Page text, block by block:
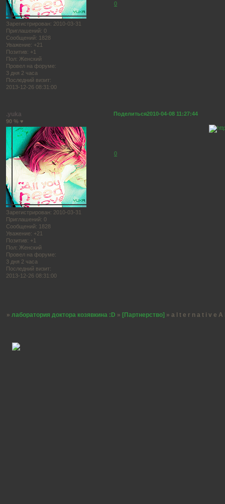
Зарегистрирован: 2010-03-31
Приглашений: 0
Сообщений: 1828
Уважение: +21
Позитив: +1
Пол: Женский
Провел на форуме:
3 дня 2 часа
Последний визит:
2013-12-26 08:31:00
0
Поделиться2010-04-08 11:27:44
.yuka
90 % ♥
Зарегистрирован: 2010-03-31
Приглашений: 0
Сообщений: 1828
Уважение: +21
Позитив: +1
Пол: Женский
Провел на форуме:
3 дня 2 часа
Последний визит:
2013-12-26 08:31:00
0
» лаборатория доктора козявкина :D »[Партнерство] »a l t e r n a t i v e A